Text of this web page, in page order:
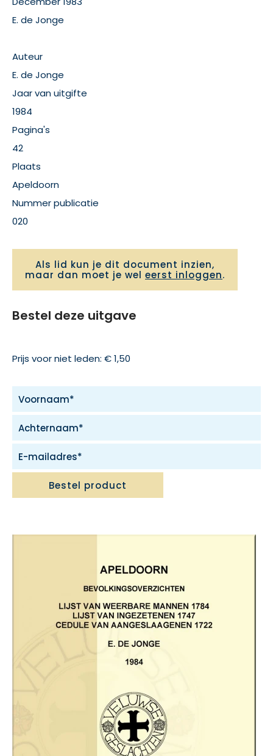
E. de Jonge
Auteur
E. de Jonge
Jaar van uitgifte
1984
Pagina's
42
Plaats
Apeldoorn
Nummer publicatie
020
Als lid kun je dit document inzien,
maar dan moet je wel eerst inloggen.
Bestel deze uitgave
Prijs voor niet leden: € 1,50
Bestel product